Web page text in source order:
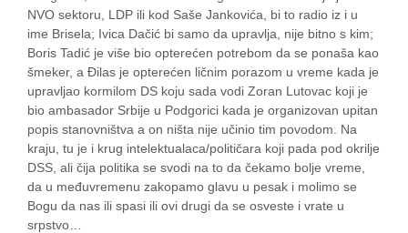
NVO sektoru, LDP ili kod Saše Jankovića, bi to radio iz i u
ime Brisela; Ivica Dačić bi samo da upravlja, nije bitno s kim;
Boris Tadić je više bio opterećen potrebom da se ponaša kao
šmeker, a Đilas je opterećen ličnim porazom u vreme kada je
upravljao kormilom DS koju sada vodi Zoran Lutovac koji je
bio ambasador Srbije u Podgorici kada je organizovan upitan
popis stanovništva a on ništa nije učinio tim povodom. Na
kraju, tu je i krug intelektualaca/političara koji pada pod okrilje
DSS, ali čija politika se svodi na to da čekamo bolje vreme,
da u međuvremenu zakopamo glavu u pesak i molimo se
Bogu da nas ili spasi ili ovi drugi da se osveste i vrate u
srpstvo…